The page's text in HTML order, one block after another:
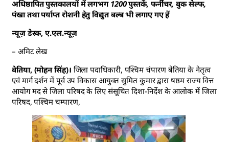
अधिष्ठापित पुस्तकालयों में लगभग 1200 पुस्तकें, फर्नीचर, बुक सेल्फ,
पंखा तथा पर्याप्त रोशनी हेतु विद्युत बल्ब भी लगाए गए हैं
न्यूज़ डेस्क, ए.एल.न्यूज़
– अमिट लेख
बेतिया, (मोहन सिंह)। जिला पदाधिकारी, पश्चिम चंपारण बेतिया के नेतृत्व
एवं मार्ग दर्शन में पूर्व उप विकास आयुक्त सुमित कुमार द्वारा षष्ठम राज्य वित्त
आयोग मद से जिला परिषद के लिए संसूचित दिशा-निर्देश के आलोक में जिला
परिषद, पश्चिम चम्पारण,